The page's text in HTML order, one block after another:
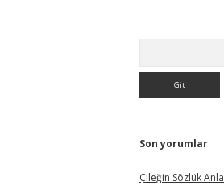
Son yorumlar
Çileğin Sözlük